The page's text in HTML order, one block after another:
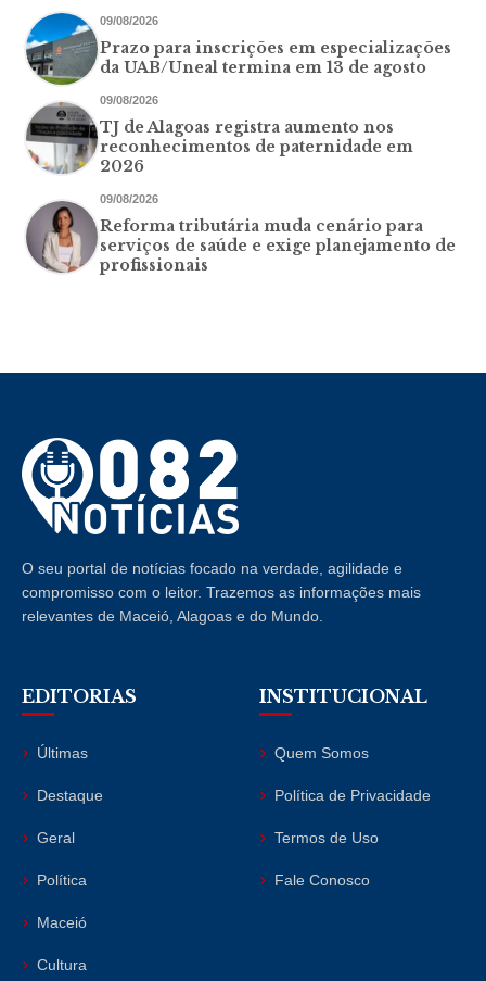
09/08/2026
Prazo para inscrições em especializações
da UAB/Uneal termina em 13 de agosto
09/08/2026
TJ de Alagoas registra aumento nos
reconhecimentos de paternidade em
2026
09/08/2026
Reforma tributária muda cenário para
serviços de saúde e exige planejamento de
profissionais
O seu portal de notícias focado na verdade, agilidade e
compromisso com o leitor. Trazemos as informações mais
relevantes de Maceió, Alagoas e do Mundo.
EDITORIAS
Últimas
Destaque
Geral
Política
Maceió
Cultura
INSTITUCIONAL
Quem Somos
Política de Privacidade
Termos de Uso
Fale Conosco